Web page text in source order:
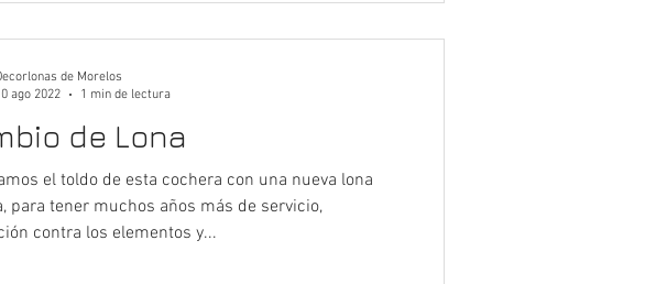
de Lona
el toldo de esta cochera con una nueva lona
para tener muchos años más de servicio,
contra los elementos y...
de Morelos
ago 2022
1 min de lectura